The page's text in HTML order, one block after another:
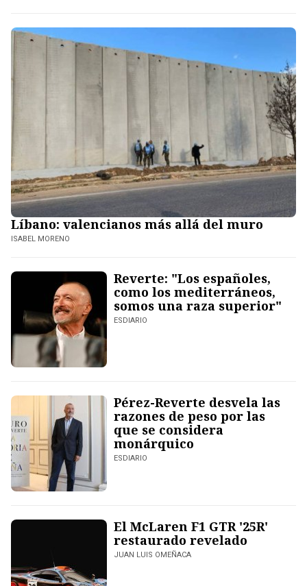
Líbano: valencianos más allá del muro
ISABEL MORENO
Reverte: "Los españoles,
como los mediterráneos,
somos una raza superior"
ESDIARIO
Pérez-Reverte desvela las
razones de peso por las
que se considera
monárquico
ESDIARIO
El McLaren F1 GTR '25R'
restaurado revelado
JUAN LUIS OMEÑACA